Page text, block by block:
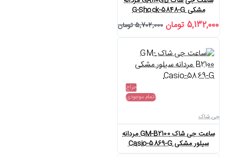
مشکی G-Shock-5848-G
5,132,000 تومان 5,702,000 تومان
حراج
اتمام موجودی
جی شاک
ساعت جی شاک GM-B2100 مردانه
سیلور مشکی Casio-5869-G